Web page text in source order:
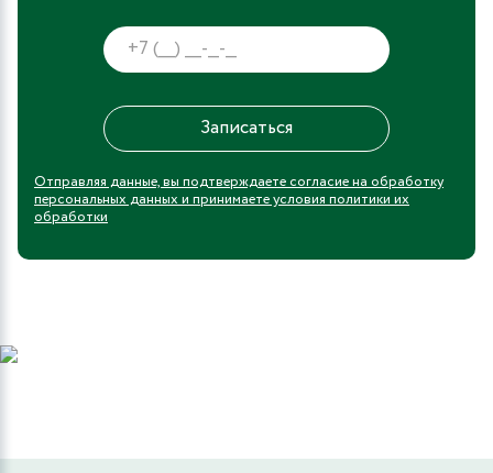
Отправляя данные, вы подтверждаете согласие на обработку
персональных данных и принимаете условия политики их
обработки